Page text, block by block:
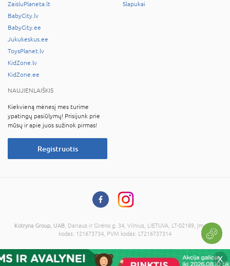
X
ZaisluPlaneta.lt
BabyCity.lv
BabyCity.ee
Jukukeskus.ee
ToysPlanet.lv
KidZone.lv
KidZone.ee
Slapukai
NAUJIENLAIŠKIS
Kiekvieną mėnesį mes turime
ypatingų pasiūlymų! Prisijunk prie
mūsų ir apie juos sužinok pirmas!
Registruotis
Kotryna Group, UAB , Dariaus ir Girėno g. 34, Vilnius, LIETUVA, LT-02189, Įmonės
kodas: 121673734, PVM kodas: LT216737314
© 2026 Visos teisės saugomos. Kopijuoti informaciją be administracijos sutikimo
draudžiama